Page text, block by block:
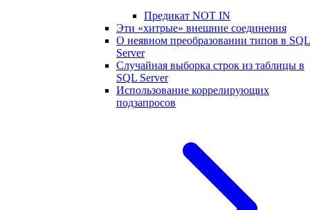
Предикат NOT IN
Эти «хитрые» внешние соединения
О неявном преобразовании типов в SQL
Server
Случайная выборка строк из таблицы в
SQL Server
Использование коррелирующих
подзапросов